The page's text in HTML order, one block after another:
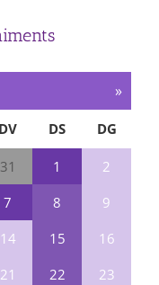
»
DV DS DG
31 1
2
7 8
9
14 15
16
21 22
23